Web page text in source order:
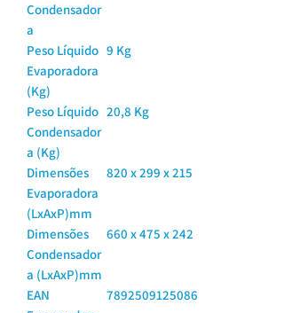
Condensador
a
Peso Líquido
Evaporadora
(Kg)
9 Kg
Peso Líquido
Condensador
a (Kg)
20,8 Kg
Dimensões
Evaporadora
(LxAxP)mm
820 x 299 x 215
Dimensões
Condensador
a (LxAxP)mm
660 x 475 x 242
EAN
7892509125086